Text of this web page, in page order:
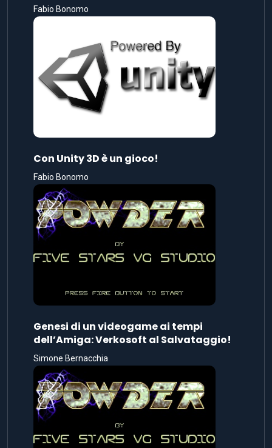
Fabio Bonomo
Con Unity 3D è un gioco!
Fabio Bonomo
Genesi di un videogame ai tempi
dell’Amiga: Verkosoft al Salvataggio!
Simone Bernacchia